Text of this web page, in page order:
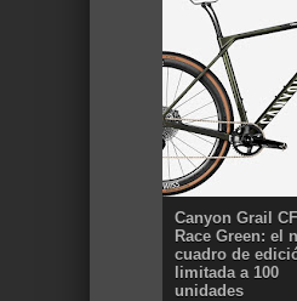
Canyon Grail
Race Green: el
cuadro de
limitada a 100
unidades